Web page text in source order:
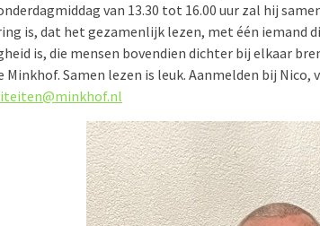
van 13.30 tot 16.00 uur zal hij
is, dat het gezamenlijk lezen, met één iemand
is, die mensen bovendien dichter bij elkaar
Minkhof. Samen lezen is leuk. Aanmelden bij